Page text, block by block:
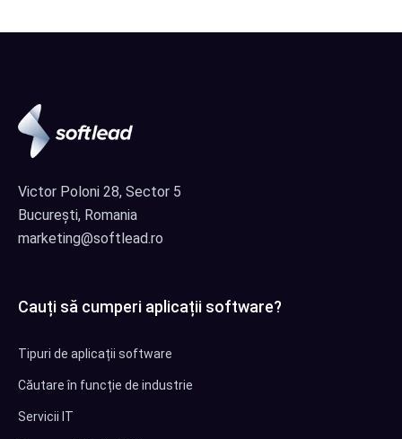
Victor Poloni 28, Sector 5
București, Romania
marketing@softlead.ro
Cauți să cumperi aplicații software?
Tipuri de aplicații software
Căutare în funcție de industrie
Servicii IT